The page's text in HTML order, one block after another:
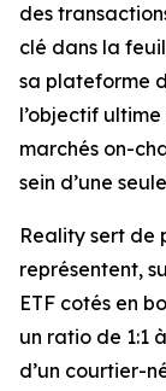
des
clé dans la
sa plateforme
l’objectif
marchés on-
sein d’une
Reality sert de
représentent,
ETF cotés en
un ratio de 1:1
d’un courtier-